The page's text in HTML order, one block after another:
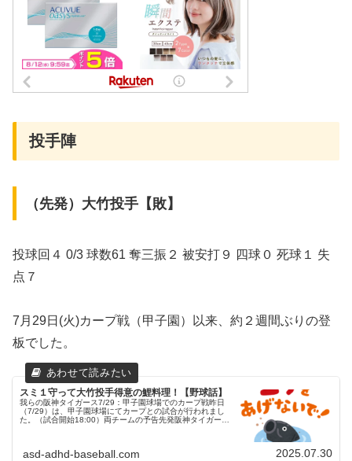
投手陣
（先発）大竹投手【敗】
投球回４ 0/3 球数61 奪三振２ 被安打９ 四球０ 死球１ 失
点７
7月29日(火)カープ戦（甲子園）以来、約２週間ぶりの登
板でした。
スミ１守って大竹投手得意の鯉料理！【野球話】
我らの阪神タイガース7/29：甲子園球場でのカープ戦昨日
（7/29）は、甲子園球場にてカープとの試合が行われまし
た。（試合開始18:00）両チームの予告先発阪神タイガース
asd-adhd-baseball.com 2025.07.30